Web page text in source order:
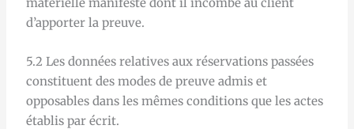
d’apporter la preuve.
5.2 Les données relatives aux réservations passées
constituent des modes de preuve admis et
opposables dans les mêmes conditions que les actes
établis par écrit.